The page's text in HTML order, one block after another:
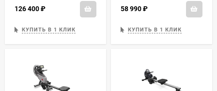
126 400
КУПИТЬ В 1 КЛИК
58 990
КУПИТЬ В 1 КЛИК